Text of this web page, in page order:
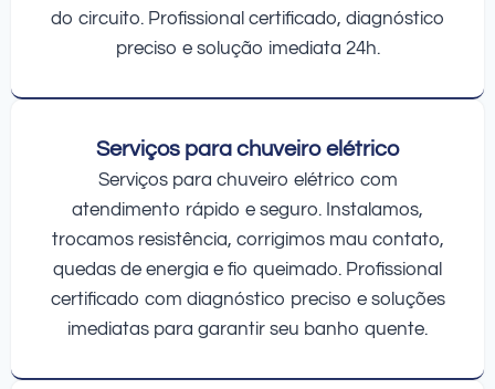
do circuito. Profissional certificado, diagnóstico
preciso e solução imediata 24h.
Serviços para chuveiro elétrico
Serviços para chuveiro elétrico com
atendimento rápido e seguro. Instalamos,
trocamos resistência, corrigimos mau contato,
quedas de energia e fio queimado. Profissional
certificado com diagnóstico preciso e soluções
imediatas para garantir seu banho quente.